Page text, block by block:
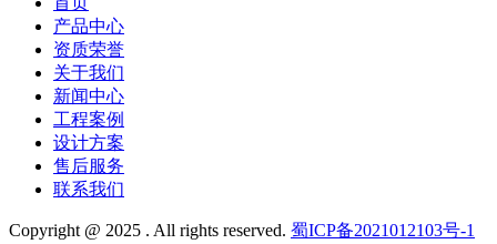
产品中心
资质荣誉
关于我们
新闻中心
工程案例
设计方案
售后服务
联系我们
Copyright @ 2025 . All rights reserved. 蜀ICP备2021012103号-1